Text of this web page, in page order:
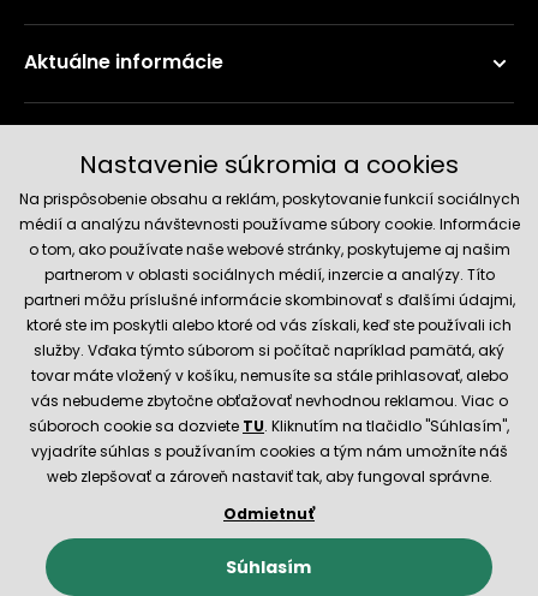
Aktuálne informácie
Spoľahlivý obchod
Obchodné podmienky
Nastavenie cookies
Nastavenie súkromia a cookies
Na prispôsobenie obsahu a reklám, poskytovanie funkcií sociálnych
médií a analýzu návštevnosti používame súbory cookie. Informácie
o tom, ako používate naše webové stránky, poskytujeme aj našim
partnerom v oblasti sociálnych médií, inzercie a analýzy. Títo
partneri môžu príslušné informácie skombinovať s ďalšími údajmi,
ktoré ste im poskytli alebo ktoré od vás získali, keď ste používali ich
služby. Vďaka týmto súborom si počítač napríklad pamätá, aký
tovar máte vložený v košíku, nemusíte sa stále prihlasovať, alebo
vás nebudeme zbytočne obťažovať nevhodnou reklamou. Viac o
súboroch cookie sa dozviete TU. Kliknutím na tlačidlo "Súhlasím",
vyjadríte súhlas s používaním cookies a tým nám umožníte náš
web zlepšovať a zároveň nastaviť tak, aby fungoval správne.
Odmietnuť
Súhlasím